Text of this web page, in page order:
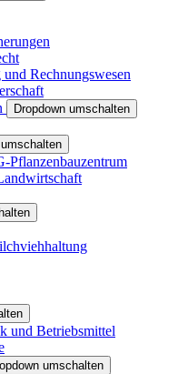
Rechnungswesen
Dropdown umschalten
Pflanzenbauzentrum
und Betriebsmittel
umschalten